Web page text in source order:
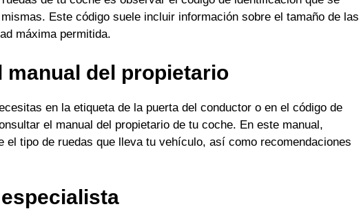
Este código suele incluir información sobre el tamaño de las
máxima permitida.
manual del propietario
en la etiqueta de la puerta del conductor o en el código de
el manual del propietario de tu coche. En este manual,
tipo de ruedas que lleva tu vehículo, así como recomendaciones